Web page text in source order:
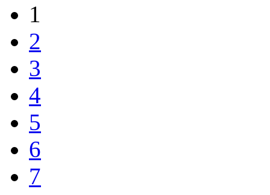
1
2
3
4
5
6
7